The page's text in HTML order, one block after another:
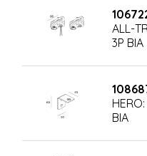
ALL-
3P BIA
BIA